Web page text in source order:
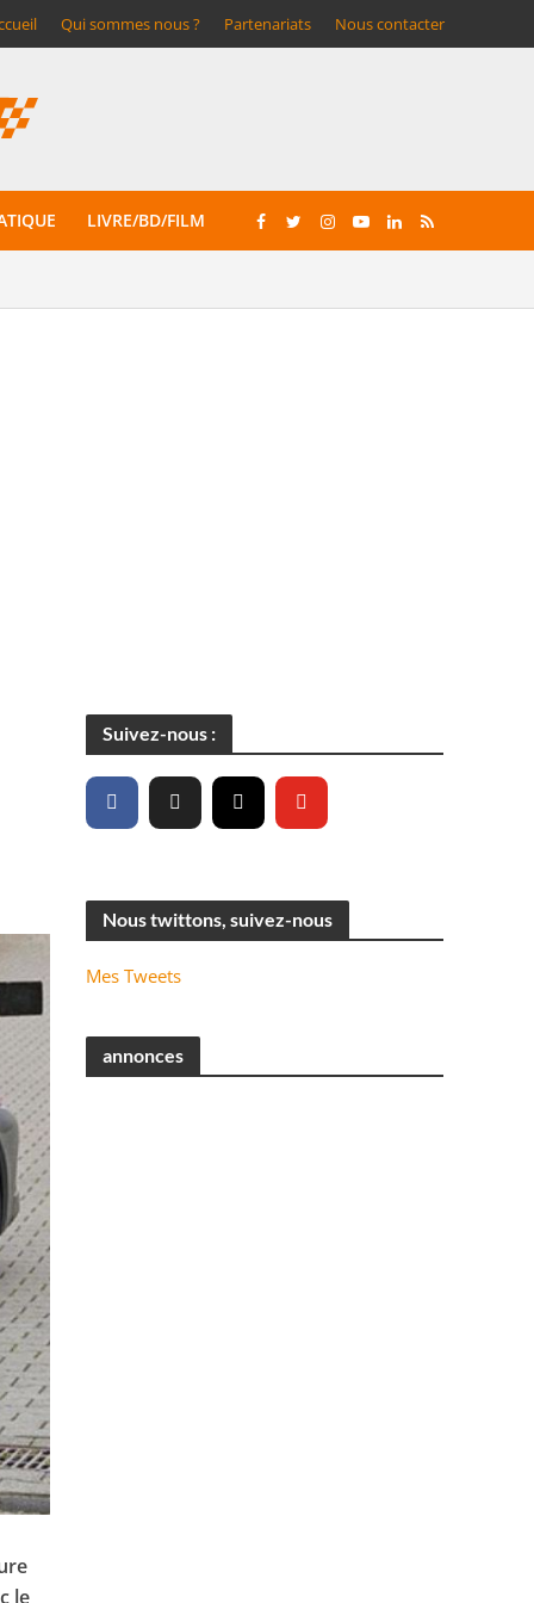
Qui sommes nous ? Partenariats Nous contacter
LIVRE/BD/FILM
le
Suivez-nous :
Nous twittons, suivez-nous
Mes Tweets
annonces